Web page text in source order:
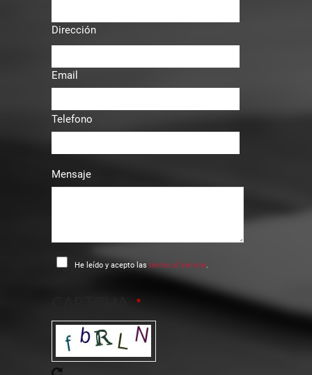
Dirección
Email
Telefono
Mensaje
He leído y acepto las terms of service.